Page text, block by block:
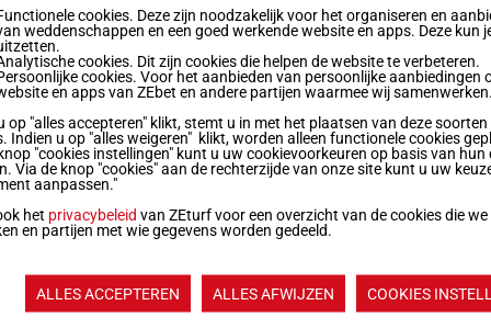
4 56 kg 1p (25) 2p 5
56.5 kg 5p 3p (25) 5p 3p 2p 6
56.5 kg 1p 2p (25) 1p 9p
cookies. Deze zijn noodzakelijk voor het organiseren en
weddenschappen en een goed werkende website en apps. Deze kun
cookies. Dit zijn cookies die helpen de website te verbeteren.
cookies. Voor het aanbieden van persoonlijke aanbiedingen
en apps van ZEbet en andere partijen waarmee wij
op "alles accepteren" klikt, stemt u in met het plaatsen van deze soorten
Indien u op "alles weigeren" klikt, worden alleen functionele cookies
"cookies instellingen" kunt u uw cookievoorkeuren op basis van hun
Via de knop "cookies" aan de rechterzijde van onze site kunt u uw
aanpassen."
het privacybeleid van ZEturf voor een overzicht van de cookies die we
en partijen met wie gegevens worden gedeeld.
ALLES ACCEPTEREN ALLES AFWIJZEN COOKIES